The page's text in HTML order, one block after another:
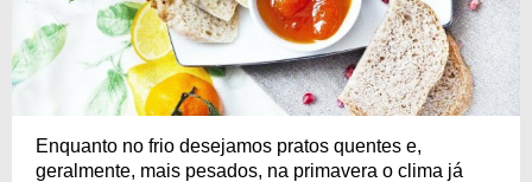
Enquanto no frio desejamos pratos quentes e,
geralmente, mais pesados, na primavera o clima já